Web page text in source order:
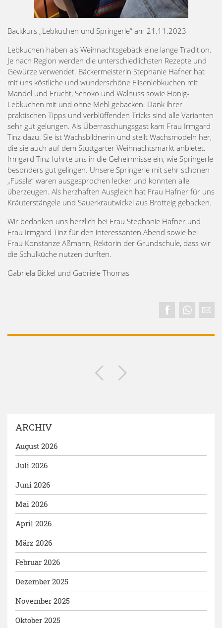
Backkurs „Lebkuchen und Springerle“ am 21.11.2023
Lebkuchen haben als Weihnachtsgebäck eine lange Tradition.
Je nach Region werden die unterschiedlichsten Rezepte und
Gewürze verwendet. Bäckermeisterin Stephanie Hafner hat
mit uns köstliche und wunderschöne Elisenlebkuchen mit
Mandel und Frucht, Schoko und Walnuss sowie Honig-
Lebkuchen mit und ohne Mehl gebacken. Dank ihrer
praktischen Tipps und verblüffenden Tricks sind alle Varianten
sehr gut gelungen. Als Überraschungsgast kam Frau Irmgard
Tinz dazu. Sie ist Wachsbildnerin und stellt Wachsmodeln her,
die sie auch auf dem Stuttgarter Weihnachtsmarkt anbietet.
Irmgard Tinz führte uns in die Geheimnisse ein, wie Springerle
besonders gut gelingen. Unsere Springerle mit sehr schönen
„Füssle“ waren ausgesprochen lecker und konnten alle
überzeugen. Als herzhaften Ausgleich hat Frau Hafner für uns
Kräuterstängele und Sauerkrautwickel aus Brotteig gebacken.
Wir bedanken uns herzlich bei Frau Stephanie Hafner und
Frau Irmgard Tinz für den interessanten Abend sowie bei
Frau Konstanze Aßmann, Rektorin der Grundschule, dass wir
die Schulküche nutzen durften.
Gabriela Bickel und Gabriele Thomas
ARCHIV
August 2026
Juli 2026
Juni 2026
Mai 2026
April 2026
März 2026
Februar 2026
Dezember 2025
November 2025
Oktober 2025